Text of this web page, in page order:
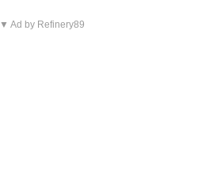
▼ Ad by Refinery89